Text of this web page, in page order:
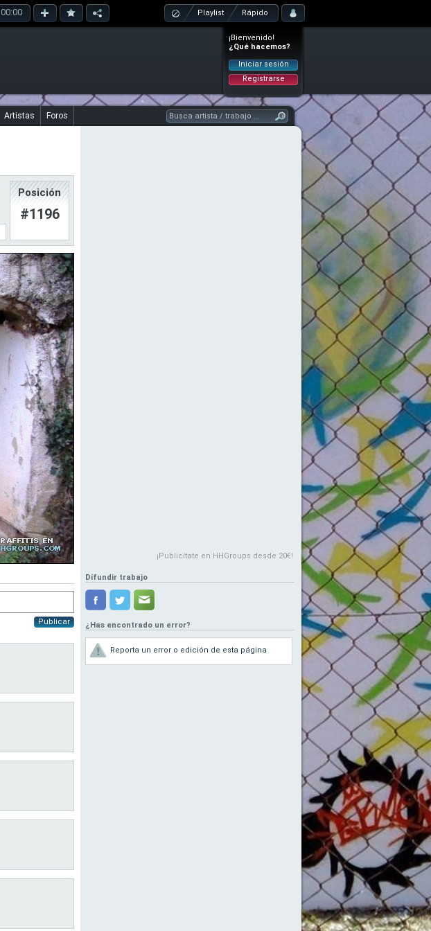
00:00 Playlist Rápido
¡Bienvenido!
¿Qué hacemos?
Iniciar sesión
Registrarse
Artistas Foros
Posición
#1196
Publicar
¡Publicítate en HHGroups desde 20€!
Difundir trabajo
¿Has encontrado un error?
Reporta un error o edición de esta página